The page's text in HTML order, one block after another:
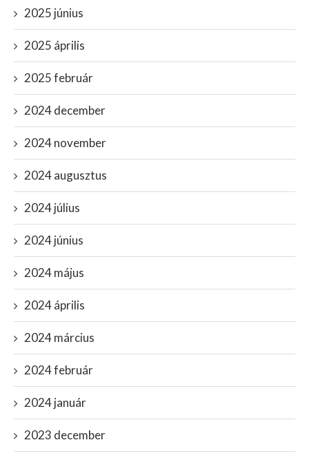
2025 június
2025 április
2025 február
2024 december
2024 november
2024 augusztus
2024 július
2024 június
2024 május
2024 április
2024 március
2024 február
2024 január
2023 december